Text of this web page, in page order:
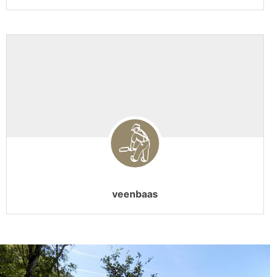
veenbaas